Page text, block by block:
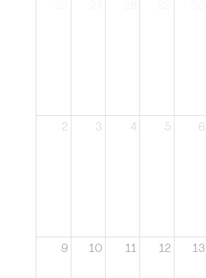
2 3 4 5 6
9 10 11 12 13